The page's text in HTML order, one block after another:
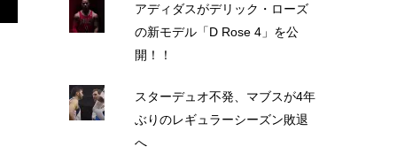
アディダスがデリック・ローズ
の新モデル「D Rose 4」を公
開！！
スターデュオ不発、マブスが4年
ぶりのレギュラーシーズン敗退
へ